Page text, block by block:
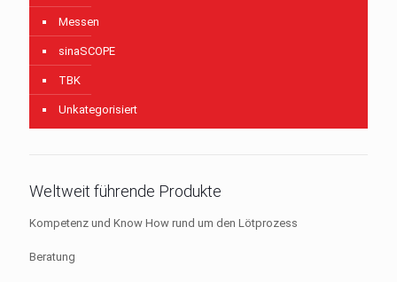
Messen
sinaSCOPE
TBK
Unkategorisiert
Weltweit führende Produkte
Kompetenz und Know How rund um den Lötprozess
Beratung